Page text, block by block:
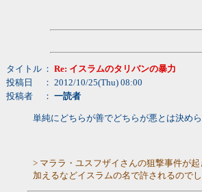
タイトル ： Re: イスラムのタリバンの暴力
投稿日
： 2012/10/25(Thu) 08:00
投稿者
： 一読者
単純にどちらが善でどちらが悪とは決め
> マララ・ユスフザイさんの狙撃事件が
加えるなどイスラムの名で許されるのでし